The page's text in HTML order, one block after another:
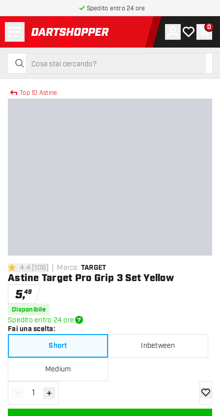
Spedito entro 24 ore
torna alla home page
cerca
cerca
Account
La mia0
Top 10 Astine
4.4 stelle di valutazione
4.4 [106] Marca: TARGET
Astine Target Pro Grip 3 Set Yellow
5,49
Disponibile
Spedito entro 24 ore
Fai una scelta:
Short
Inbetween
Medium
Diminuisci quantità
- Aumenta quantità
+